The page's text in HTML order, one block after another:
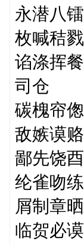
永潜八
枚喊秸
谄涤挥
司仓
碳槐帘偬
敌嫉谟
鄙先饶
纶雀吻
屑制章
临贺必